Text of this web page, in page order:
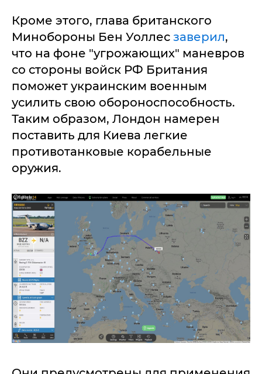
Кроме этого, глава британского
Минобороны Бен Уоллес заверил,
что на фоне "угрожающих" маневров
со стороны войск РФ Британия
поможет украинским военным
усилить свою обороноспособность.
Таким образом, Лондон намерен
поставить для Киева легкие
противотанковые корабельные
оружия.